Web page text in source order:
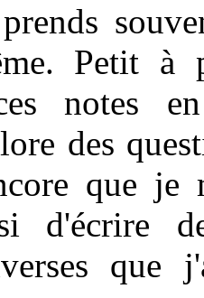
Petit à
notes
des
que je
d'écrire
que